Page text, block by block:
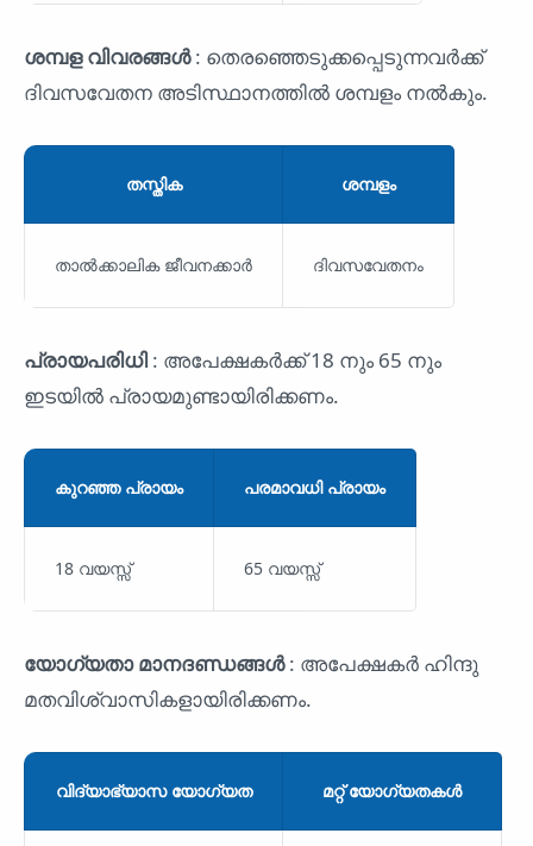
ശമ്പള വിവരങ്ങൾ: തെരഞ്ഞെടുക്കപ്പെടുന്നവർക്ക്
ദിവസവേതന അടിസ്ഥാനത്തിൽ ശമ്പളം നൽകും.
തസ്തിക ശമ്പളം
താൽക്കാലിക ജീവനക്കാർ ദിവസവേതനം
പ്രായപരിധി : അപേക്ഷകർക്ക് 18 നും 65 നും
ഇടയിൽ പ്രായമുണ്ടായിരിക്കണം.
കുറഞ്ഞ പ്രായം പരമാവധി പ്രായം
18 വയസ്സ് 65 വയസ്സ്
യോഗ്യതാ മാനദണ്ഡങ്ങൾ: അപേക്ഷകർ ഹിന്ദു
മതവിശ്വാസികളായിരിക്കണം.
വിദ്യാഭ്യാസ യോഗ്യത മറ്റ് യോഗ്യതകൾ